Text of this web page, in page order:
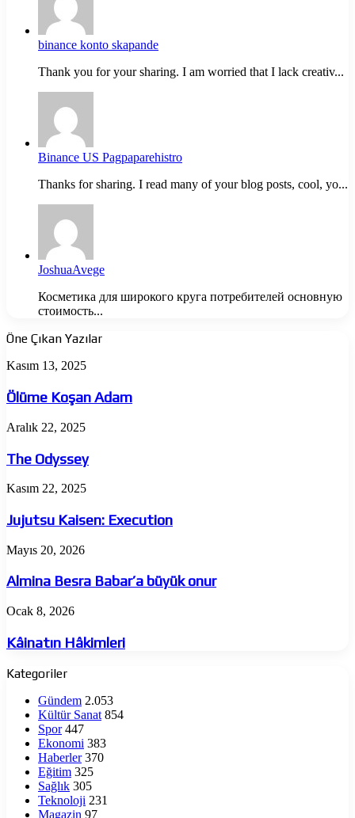
binance konto skapande
Thank you for your sharing. I am worried that I lack creativ...
Binance US Pagpaparehistro
Thanks for sharing. I read many of your blog posts, cool, yo...
JoshuaAvege
Косметика для широкого круга потребителей основную
стоимость...
Öne Çıkan Yazılar
Ölüme
Adam
Kasım 13, 2025
Ölüme Koşan Adam
The
Aralık 22, 2025
The Odyssey
Jujutsu
Execution
Kasım 22, 2025
Jujutsu Kaisen: Execution
Almina
Babar’a
büyük
onur
Mayıs 20, 2026
Almina Besra Babar’a büyük onur
Kâinatın
Ocak 8, 2026
Kâinatın Hâkimleri
Kategoriler
Gündem 2.053
Kültür Sanat 854
Spor 447
Ekonomi 383
Haberler 370
Eğitim 325
Sağlık 305
Teknoloji 231
Magazin 97